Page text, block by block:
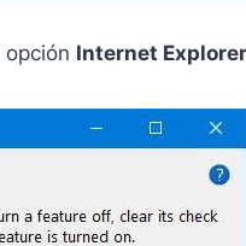
Internet Explorer